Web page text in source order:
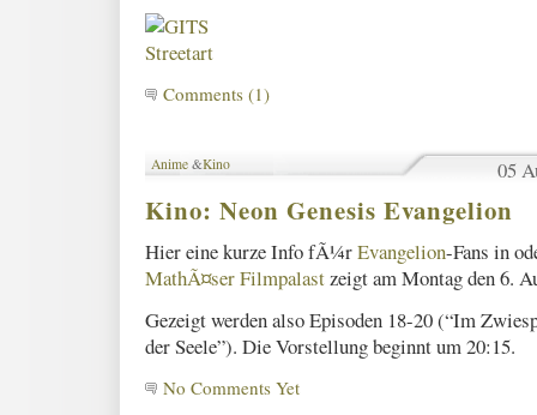
Comments (1)
Anime &Kino 05
Kino: Neon Genesis Evangelion
Hier eine kurze Info fÃ¼rEvangelion-Fans in
MathÃ¤ser Filmpalastzeigt am Montag den 6.
Gezeigt werden also Episoden 18-20 (“Im
der Seele”). Die Vorstellung beginnt um 20:15.
No Comments Yet